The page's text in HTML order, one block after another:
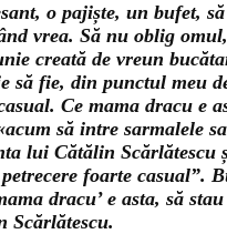
o pajiște, un bufet,
vrea. Să nu oblig
creată de vreun
să fie, din punctul meu
Ce mama dracu e
să intre sarmalele
lui Cătălin Scărlătescu
foarte casual”.
dracu’ e asta, să
Scărlătescu.